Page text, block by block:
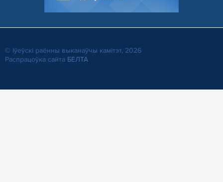
© Іўеўскі раённы выканаўчы камітэт, 2026
Распрацоўка сайта БЕЛТА